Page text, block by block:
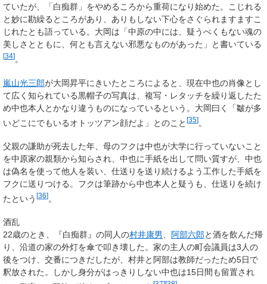
ていたが、「白痴群」をやめるころから重荷になり始めた。こじれる
と妙に勘繰るところがあり、ありもしない下心をさぐられますますこ
じれたとも語っている。大岡は「中原の中には、疑うべくもない魂の
美しさとともに、何とも言えない邪悪なものがあった」と書いている
[34] 。
嵐山光三郎が大岡昇平にきいたところによると、現在中也の肖像とし
て広く知られている黒帽子の写真は、複写・レタッチを繰り返したた
め中也本人とかなり違うものになっているという。大岡曰く「皺が多
いどこにでもいるオトッツアン顔だよ」とのこと [35]。
父親の謙助が死去した年、母のフクは中也が大学に行っていないこと
を中原家の親類から知らされ、中也に手紙を出して問い質すが、中也
は偽名を使って他人を装い、仕送りを送り続けるよう工作した手紙を
フクに送りつける。フクは筆跡から中也本人と疑うも、仕送りを続け
たという [36]。
酒乱
22歳のとき、『白痴群』の同人の村井康男 阿部六郎と酒を飲んだ帰
り、沿道の家の外灯を傘で叩き壊した。家の主人の町会議員は3人の
後をつけ、交番につきだしたが、村井と阿部は教師だったため5日で
釈放された。しかし身分がはっきりしない中也は15日間も留置され